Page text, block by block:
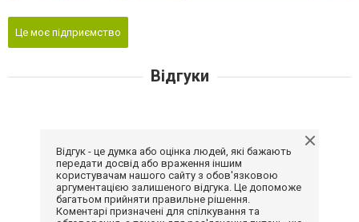
Це моє підприємство
Відгуки
Відгук - це думка або оцінка людей, які бажають
передати досвід або враження іншим
користувачам нашого сайту з обов'язковою
аргументацією залишеного відгука. Це допоможе
багатьом прийняти правильне рішення.
Коментарі призначені для спілкування та